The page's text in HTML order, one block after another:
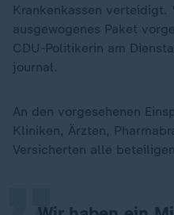
Krankenkassen verteidigt.
ausgewogenes Paket
CDU-Politikerin am
journal.
An den vorgesehenen
Kliniken, Ärzten,
Versicherten alle
„